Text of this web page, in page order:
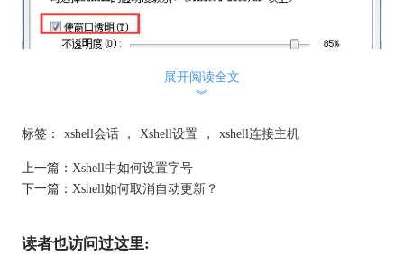
展开阅读全文
︾
标签： xshell会话 ， Xshell设置 ， xshell连接主机
上一篇： Xshell中如何设置字号
下一篇： Xshell如何取消自动更新？
读者也访问过这里: